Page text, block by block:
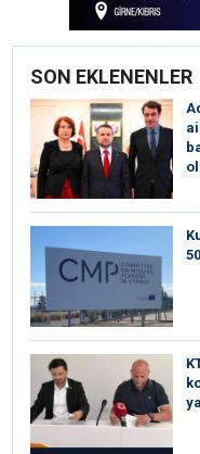
SON EKLENENLER